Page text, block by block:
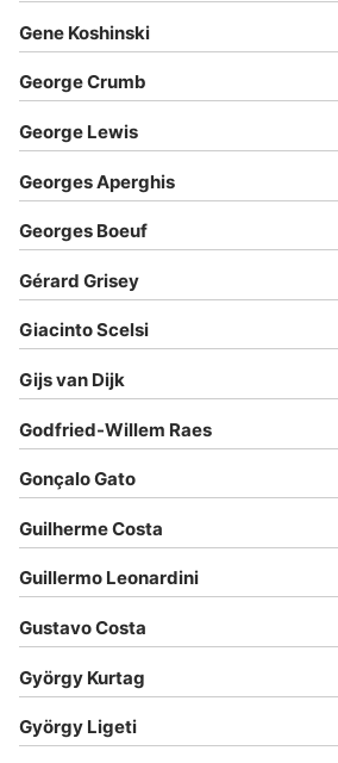
Gene Koshinski
George Crumb
George Lewis
Georges Aperghis
Georges Boeuf
Gérard Grisey
Giacinto Scelsi
Gijs van Dijk
Godfried-Willem Raes
Gonçalo Gato
Guilherme Costa
Guillermo Leonardini
Gustavo Costa
György Kurtag
György Ligeti